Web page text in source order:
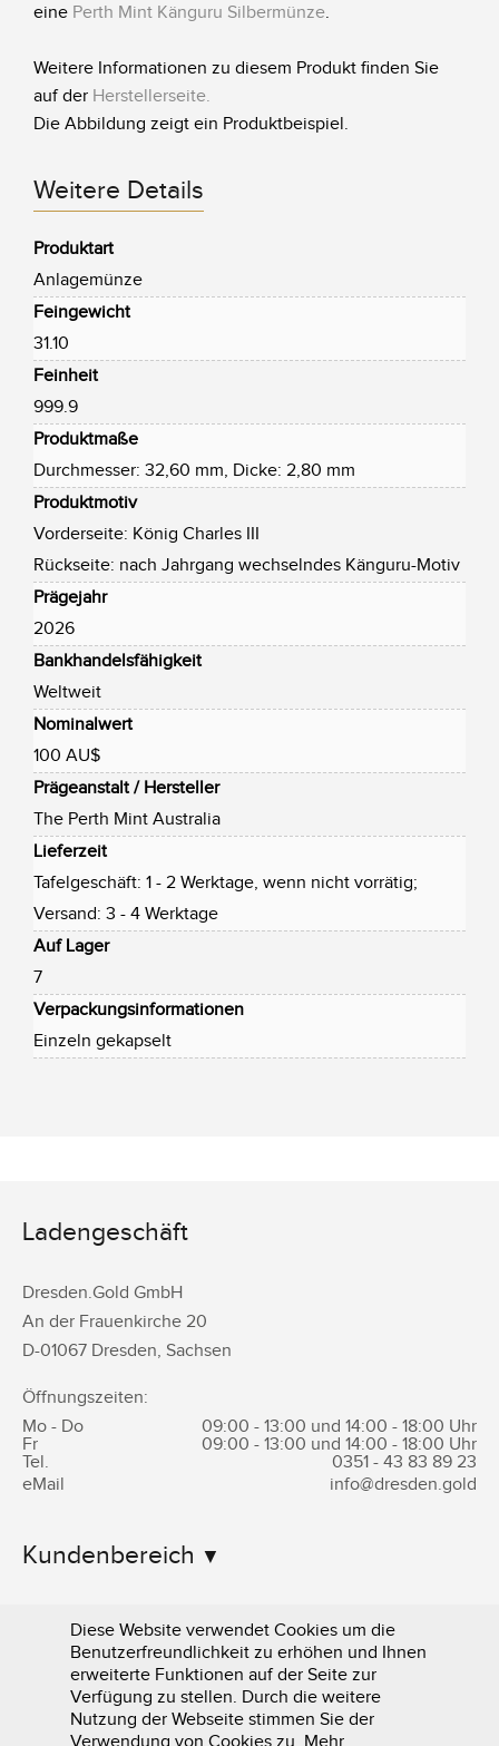
eine Perth Mint Känguru Silbermünze.
Weitere Informationen zu diesem Produkt finden Sie
auf der Herstellerseite.
Die Abbildung zeigt ein Produktbeispiel.
Weitere Details
Produktart
Anlagemünze
Feingewicht
31.10
Feinheit
999.9
Produktmaße
Durchmesser: 32,60 mm, Dicke: 2,80 mm
Produktmotiv
Vorderseite: König Charles III
Rückseite: nach Jahrgang wechselndes Känguru-Motiv
Prägejahr
2026
Bankhandelsfähigkeit
Weltweit
Nominalwert
100 AU$
Prägeanstalt / Hersteller
The Perth Mint Australia
Lieferzeit
Tafelgeschäft: 1 - 2 Werktage, wenn nicht vorrätig;
Versand: 3 - 4 Werktage
Auf Lager
7
Verpackungsinformationen
Einzeln gekapselt
Ladengeschäft
Dresden.Gold GmbH
An der Frauenkirche 20
D-01067 Dresden, Sachsen
Öffnungszeiten:
Mo - Do
09:00 - 13:00 und 14:00 - 18:00 Uhr
Fr
09:00 - 13:00 und 14:00 - 18:00 Uhr
Tel.
0351 - 43 83 89 23
eMail
info@dresden.gold
Kundenbereich
Informationen
Diese Website verwendet Cookies um die
Benutzerfreundlichkeit zu erhöhen und Ihnen
erweiterte Funktionen auf der Seite zur
Verfügung zu stellen. Durch die weitere
Nutzung der Webseite stimmen Sie der